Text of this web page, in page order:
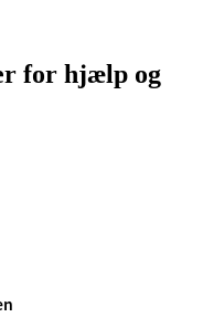
for hjælp og